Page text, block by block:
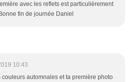
avec les reflets est particulièrement
fin de journée Daniel
10:43
couleurs automnales et ta première photo